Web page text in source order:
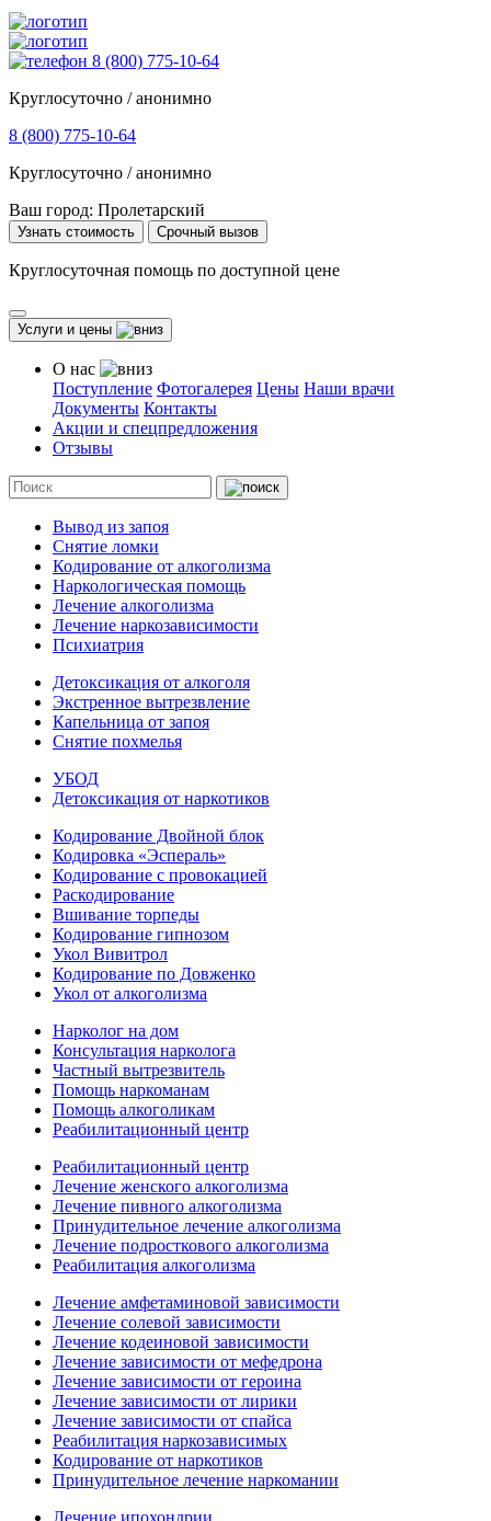
8 (800) 775-10-64
Круглосуточно / анонимно
8 (800) 775-10-64
Круглосуточно / анонимно
Ваш город: Пролетарский
Узнать стоимость Срочный вызов
Круглосуточная помощь по доступной цене
Услуги и цены
О нас
Поступление Фотогалерея Цены Наши врачи
Документы Контакты
Акции и спецпредложения
Отзывы
Вывод из запоя
Снятие ломки
Кодирование от алкоголизма
Наркологическая помощь
Лечение алкоголизма
Лечение наркозависимости
Психиатрия
Детоксикация от алкоголя
Экстренное вытрезвление
Капельница от запоя
Снятие похмелья
УБОД
Детоксикация от наркотиков
Кодирование Двойной блок
Кодировка «Эспераль»
Кодирование с провокацией
Раскодирование
Вшивание торпеды
Кодирование гипнозом
Укол Вивитрол
Кодирование по Довженко
Укол от алкоголизма
Нарколог на дом
Консультация нарколога
Частный вытрезвитель
Помощь наркоманам
Помощь алкоголикам
Реабилитационный центр
Реабилитационный центр
Лечение женского алкоголизма
Лечение пивного алкоголизма
Принудительное лечение алкоголизма
Лечение подросткового алкоголизма
Реабилитация алкоголизма
Лечение амфетаминовой зависимости
Лечение солевой зависимости
Лечение кодеиновой зависимости
Лечение зависимости от мефедрона
Лечение зависимости от героина
Лечение зависимости от лирики
Лечение зависимости от спайса
Реабилитация наркозависимых
Кодирование от наркотиков
Принудительное лечение наркомании
Лечение ипохондрии